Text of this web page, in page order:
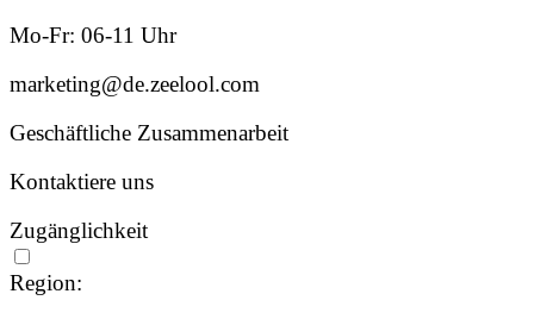
Mo-Fr: 06-11 Uhr
marketing@de.zeelool.com
Geschäftliche Zusammenarbeit
Kontaktiere uns
Zugänglichkeit
Region: